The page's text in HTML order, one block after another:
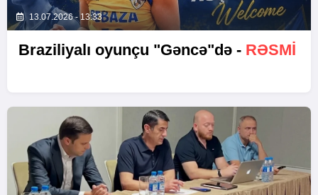
13.07.2026 - 13:33
Braziliyalı oyunçu "Gəncə"də - RƏSMİ